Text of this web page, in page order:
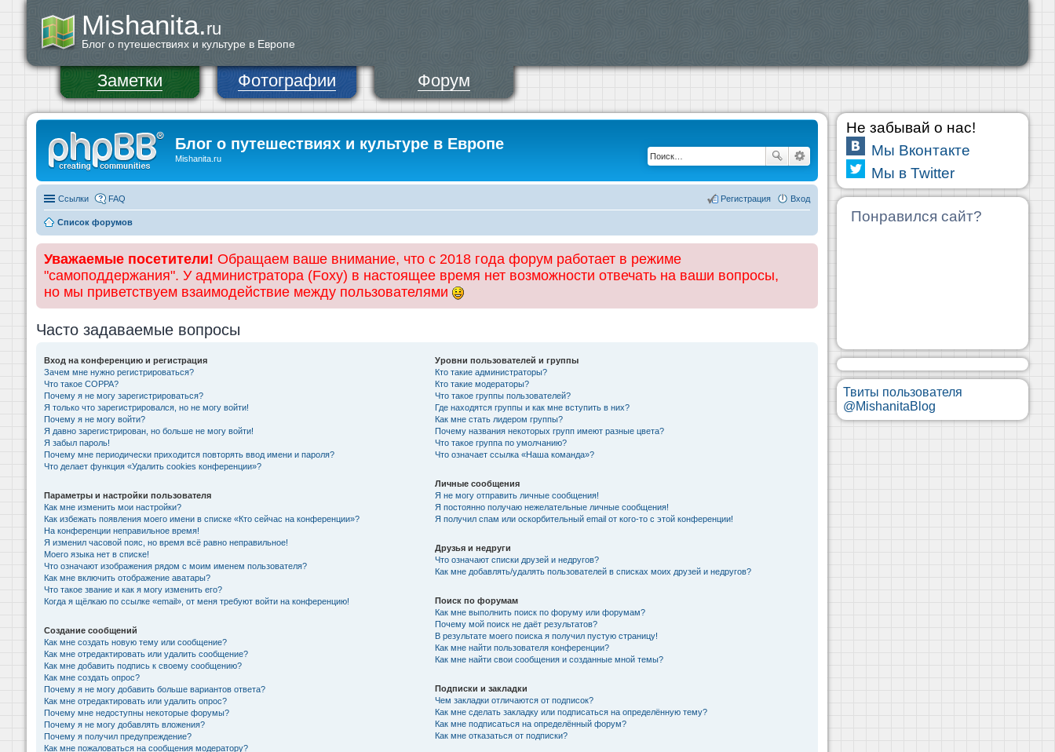
Mishanita.ru
Блог о путешествиях и культуре в Европе
Заметки Фотографии Форум
Блог о путешествиях и культуре в Европе
Mishanita.ru
Ссылки FAQ Вход
Регистрация
Список форумов
Уважаемые посетители! Обращаем ваше внимание, что с 2018 года форум работает в режиме
"самоподдержания". У администратора (Foxy) в настоящее время нет возможности отвечать на ваши вопросы,
но мы приветствуем взаимодействие между пользователями
Часто задаваемые вопросы
Вход на конференцию и регистрация
Зачем мне нужно регистрироваться?
Что такое COPPA?
Почему я не могу зарегистрироваться?
Я только что зарегистрировался, но не могу войти!
Почему я не могу войти?
Я давно зарегистрирован, но больше не могу войти!
Я забыл пароль!
Почему мне периодически приходится повторять ввод имени и пароля?
Что делает функция «Удалить cookies конференции»?
Параметры и настройки пользователя
Как мне изменить мои настройки?
Как избежать появления моего имени в списке «Кто сейчас на конференции»?
На конференции неправильное время!
Я изменил часовой пояс, но время всё равно неправильное!
Моего языка нет в списке!
Что означают изображения рядом с моим именем пользователя?
Как мне включить отображение аватары?
Что такое звание и как я могу изменить его?
Когда я щёлкаю по ссылке «email», от меня требуют войти на конференцию!
Создание сообщений
Как мне создать новую тему или сообщение?
Как мне отредактировать или удалить сообщение?
Как мне добавить подпись к своему сообщению?
Как мне создать опрос?
Почему я не могу добавить больше вариантов ответа?
Как мне отредактировать или удалить опрос?
Почему мне недоступны некоторые форумы?
Почему я не могу добавлять вложения?
Почему я получил предупреждение?
Как мне пожаловаться на сообщения модератору?
Уровни пользователей и группы
Кто такие администраторы?
Кто такие модераторы?
Что такое группы пользователей?
Где находятся группы и как мне вступить в них?
Как мне стать лидером группы?
Почему названия некоторых групп имеют разные цвета?
Что такое группа по умолчанию?
Что означает ссылка «Наша команда»?
Личные сообщения
Я не могу отправить личные сообщения!
Я постоянно получаю нежелательные личные сообщения!
Я получил спам или оскорбительный email от кого-то с этой конференции!
Друзья и недруги
Что означают списки друзей и недругов?
Как мне добавлять/удалять пользователей в списках моих друзей и недругов?
Поиск по форумам
Как мне выполнить поиск по форуму или форумам?
Почему мой поиск не даёт результатов?
В результате моего поиска я получил пустую страницу!
Как мне найти пользователя конференции?
Как мне найти свои сообщения и созданные мной темы?
Подписки и закладки
Чем закладки отличаются от подписок?
Как мне сделать закладку или подписаться на определённую тему?
Как мне подписаться на определённый форум?
Как мне отказаться от подписки?
Не забывай о нас!
Мы Вконтакте
Мы в Twitter
Понравился сайт?
Твиты пользователя
@MishanitaBlog